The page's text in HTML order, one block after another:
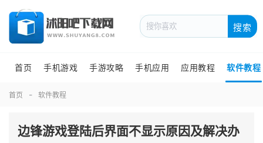
搜索
首页 手机游戏 手游攻略 手机应用 应用教程 软件教程
首页 软件教程
边锋游戏登陆后界面不显示原因及解决办